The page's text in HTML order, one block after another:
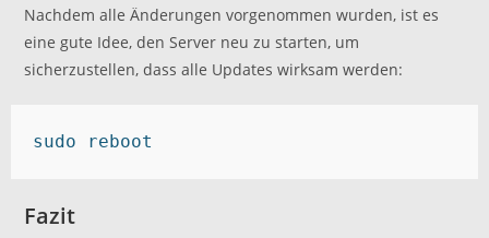
Nachdem alle Änderungen vorgenommen wurden, ist es
eine gute Idee, den Server neu zu starten, um
sicherzustellen, dass alle Updates wirksam werden:
sudo reboot
Fazit